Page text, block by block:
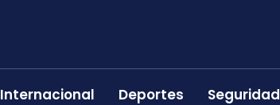
Internacional Deportes Seguridad